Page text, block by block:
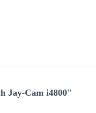
Jay-Cam i4800"